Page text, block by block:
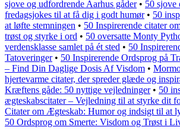
sjove og udfordrende Aarhus gåder• 50 sjove
fredagsjokes til at få dig i godt humør• 50
at løfte stemningen • 50 Inspirerende citater
trøst og styrke i ord • 50 oversatte Monty
verdensklasse samlet på ét sted • 50
Tatoveringer• 50 Inspirerende Ordsprog på
– Find Din Daglige Dosis Af Visdom •
hjertevarme citater, der spreder glæde og
Kræftens gåde: 50 nyttige vejledninger• 50
ægteskabscitater – Vejledning til at styrke dit
Citater om Ægteskab: Humor og indsigt til at
50 Ordsprog om Smerte: Visdom og Trøst i